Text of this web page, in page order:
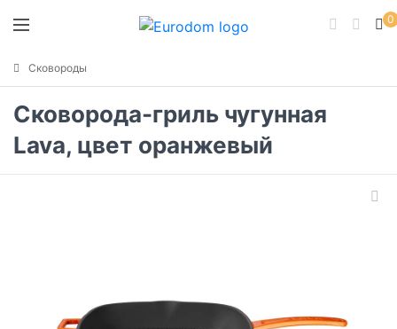
0
Сковороды
Сковорода-гриль чугунная
Lava, цвет оранжевый